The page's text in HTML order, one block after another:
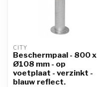
CITY
Beschermpaal - 800 x
Ø108 mm - op
voetplaat - verzinkt -
blauw reflect.